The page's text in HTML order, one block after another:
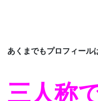
あくまでもプロフィール
三人称